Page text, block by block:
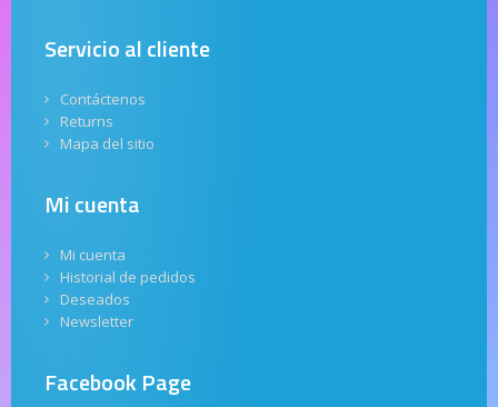
Servicio al cliente
Contáctenos
Returns
Mapa del sitio
Mi cuenta
Mi cuenta
Historial de pedidos
Deseados
Newsletter
Facebook Page